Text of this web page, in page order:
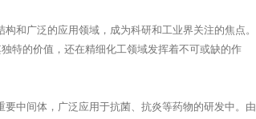
烷化反应等方法合成其他化合物。 四、应用领
系统疾病等方面具有重要意义。 有机合成领
合成领域具有广泛的应用。它可以作为合成其他复杂
有特定结构和功能的化合物。 五、合成方法
和广泛的应用领域，成为科研和工业界关注的焦点。
特的价值，还在精细化工领域发挥着不可或缺的作
中间体，广泛应用于抗菌、抗炎等药物的研发中。由